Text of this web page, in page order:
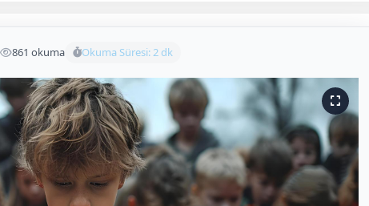
861 okuma Okuma Süresi: 2 dk